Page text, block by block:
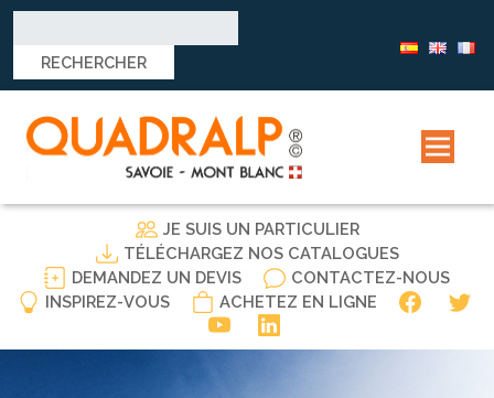
JE SUIS UN PARTICULIER
TÉLÉCHARGEZ NOS CATALOGUES
DEMANDEZ UN DEVIS
CONTACTEZ-NOUS
INSPIREZ-VOUS
ACHETEZ EN LIGNE